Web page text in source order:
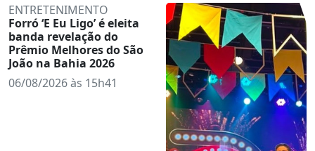
ENTRETENIMENTO
Forró ‘E Eu Ligo’ é eleita
banda revelação do
Prêmio Melhores do São
João na Bahia 2026
06/08/2026 às 15h41